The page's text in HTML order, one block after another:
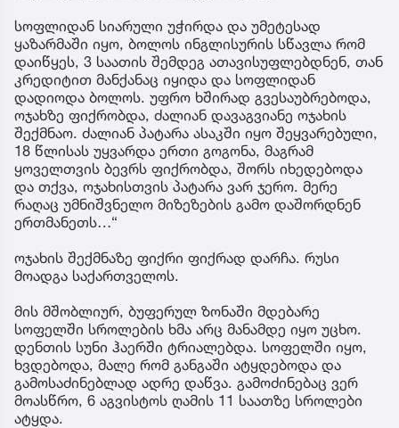
სოფლიდან სიარული უჭირდა და უმეტესად
ყაზარმაში იყო, ბოლოს ინგლისურის სწავლა რომ
დაიწყეს, 3 საათის შემდეგ ათავისუფლებდნენ, თან
კრედიტით მანქანაც იყიდა და სოფლიდან
დადიოდა ბოლოს. უფრო ხშირად გვესაუბრებოდა,
ოჯახზე ფიქრობდა, ძალიან დავაგვიანე ოჯახის
შექმნაო. ძალიან პატარა ასაკში იყო შეყვარებული,
18 წლისას უყვარდა ერთი გოგონა, მაგრამ
ყოველთვის ბევრს ფიქრობდა, შორს იხედებოდა
და თქვა, ოჯახისთვის პატარა ვარ ჯერო. მერე
რაღაც უმნიშვნელო მიზეზების გამო დაშორდნენ
ერთმანეთს…“
ოჯახის შექმნაზე ფიქრი ფიქრად დარჩა. რუსი
მოადგა საქართველოს.
მის მშობლიურ, ბუფერულ ზონაში მდებარე
სოფელში სროლების ხმა არც მანამდე იყო უცხო.
დენთის სუნი ჰაერში ტრიალებდა. სოფელში იყო,
ხვდებოდა, მალე რომ განგაში ატყდებოდა და
გამოსაძინებლად ადრე დაწვა. გამოძინებაც ვერ
მოასწრო, 6 აგვისტოს ღამის 11 საათზე სროლები
ატყდა.